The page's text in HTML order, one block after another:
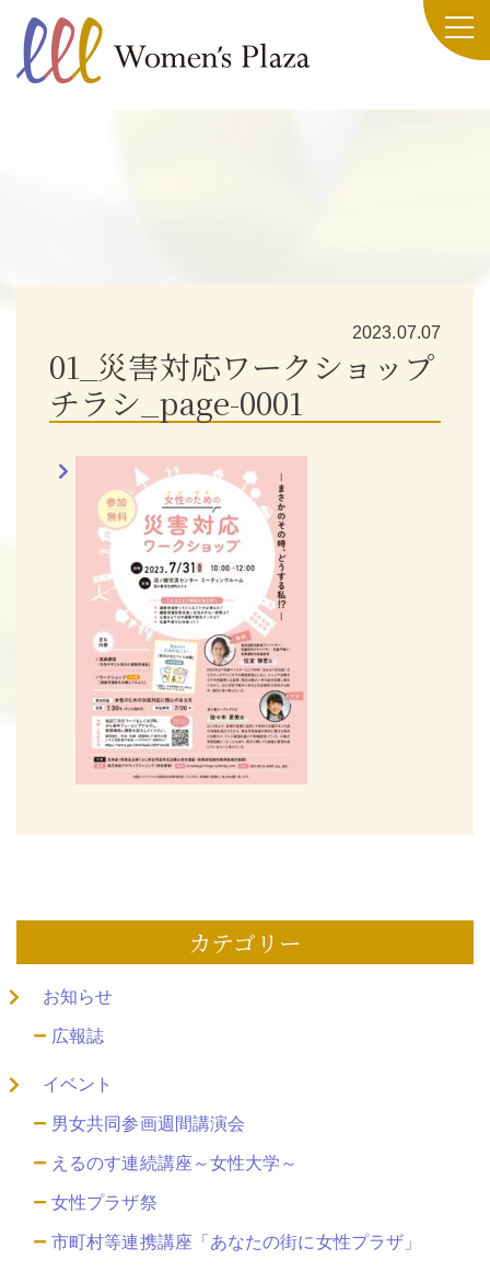
2023.07.07
01_災害対応ワークショップ
チラシ_page-0001
カテゴリー
お知らせ
広報誌
イベント
男女共同参画週間講演会
えるのす連続講座～女性大学～
女性プラザ祭
市町村等連携講座「あなたの街に女性プラザ」